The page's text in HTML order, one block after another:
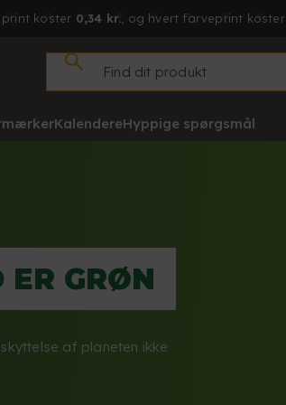
koster 0,34 kr. , og hvert farveprint koster
KalendereHyppige spørgsmål
ER GRØN
af planeten ikke